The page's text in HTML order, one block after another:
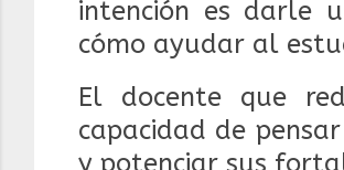
intención es darle
cómo ayudar al
El docente que
capacidad de
y potenciar sus